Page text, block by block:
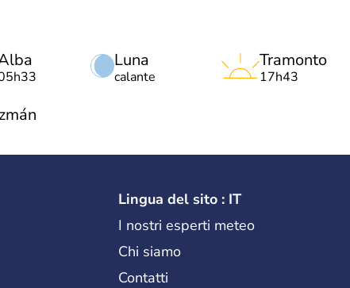
Luna
calante
Tramonto
17h43
Lingua del sito : IT
I nostri esperti meteo
Chi siamo
Contatti